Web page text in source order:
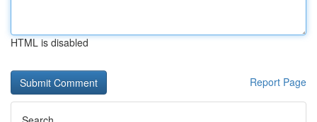
HTML is disabled
Report Page